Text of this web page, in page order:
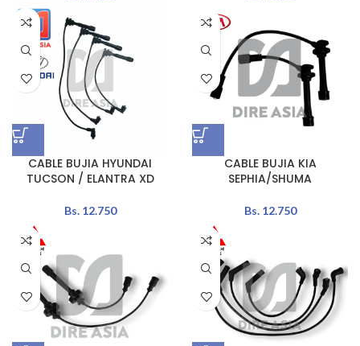
CABLE BUJIA HYUNDAI
TUCSON / ELANTRA XD
Bs.12.750
CABLE BUJIA KIA
SEPHIA/SHUMA
Bs.12.750